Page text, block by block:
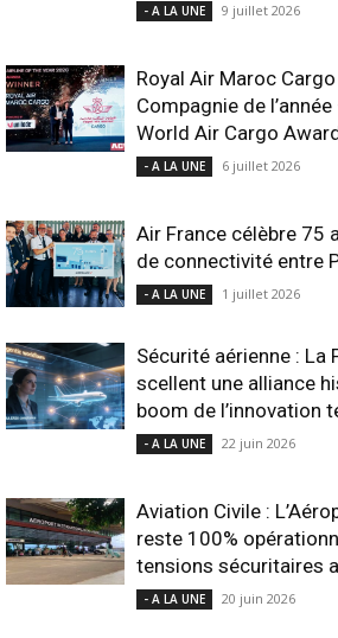
- A LA UNE 9 juillet 2026
Royal Air Maroc
Compagnie de
World Air Cargo
- A LA UNE 6 juillet 2026
Air France célèbre 75
de connectivité entre
- A LA UNE 1 juillet 2026
Sécurité aérienne : La
scellent une alliance
boom de l’innovation
- A LA UNE 22 juin 2026
Aviation Civile :
reste 100%
tensions sécuritaires
- A LA UNE 20 juin 2026